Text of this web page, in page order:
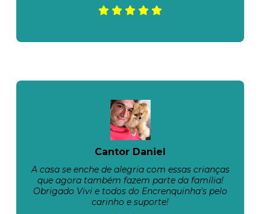
Cantor Daniel
A casa se enche de alegria com essas crianças
que agora também fazem parte da família!
Obrigado Vivi e todos do Encrenquinha's pelo
carinho e suporte!